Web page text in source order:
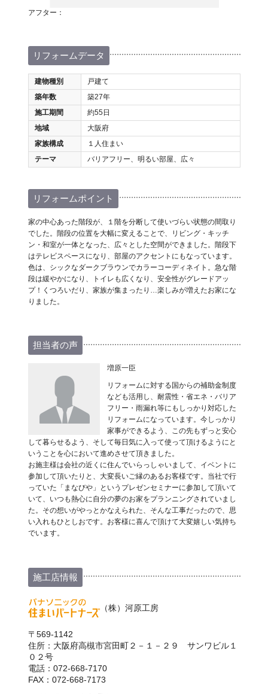
アフター：
リフォームデータ
建物種別
戸建て
築年数
築27年
施工期間
約55日
地域
大阪府
家族構成
１人住まい
テーマ
バリアフリー、明るい部屋、広々
リフォームポイント
家の中心あった階段が、１階を分断して使いづらい状態の間取り
でした。階段の位置を大幅に変えることで、リビング・キッチ
ン・和室が一体となった、広々とした空間ができました。階段下
はテレビスペースになり、部屋のアクセントにもなっています。
色は、シックなダークブラウンでカラーコーディネイト。急な階
段は緩やかになり、トイレも広くなり、安全性がグレードアッ
プ！くつろいだり、家族が集まったり…楽しみが増えたお家にな
りました。
担当者の声
増原一臣
リフォームに対する国からの補助金制度
なども活用し、耐震性・省エネ・バリア
フリー・雨漏れ等にもしっかり対応した
リフォームになっています。今しっかり
家事ができるよう、この先もずっと安心
して暮らせるよう、そして毎日気に入って使って頂けるようにと
いうことを心において進めさせて頂きました。
お施主様は会社の近くに住んでいらっしゃいまして、イベントに
参加して頂いたりと、大変長いご縁のあるお客様です。当社で行
っていた「まなびや」というプレゼンセミナーに参加して頂いて
いて、いつも熱心に自分の夢のお家をプランニングされていまし
た。その想いがやっとかなえられた、そんな工事だったので、思
い入れもひとしおです。お客様に喜んで頂けて大変嬉しい気持ち
でいます。
施工店情報
（株）河原工房
〒569-1142
住所：大阪府高槻市宮田町２－１－２９ サンワビル１
０２号
電話：072-668-7170
FAX：072-668-7173